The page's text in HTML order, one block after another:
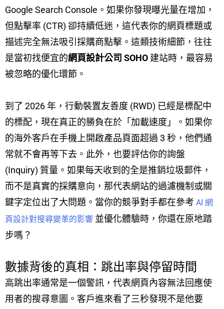
Google Search Console。如果你發現曝光量在增加，
但點擊率 (CTR) 卻持續低迷，這代表你的網頁標題或
描述完全無法吸引採購商點擊。這類技術細節，往往
是當初找便宜的網頁設計公司 SOHO 建站時，最容易
被忽略的優化環節。
到了 2026 年，行動裝置友善度 (RWD) 已經是標配中
的標配，現在真正的勝負在於「加載速度」。如果你
的海外客戶在手機上開啟產品頁面超過 3 秒，他們通
常就不會再等下去。此外，也要評估你的詢盤
(Inquiry) 質量。如果每天收到的全是推銷垃圾郵件，
而不是真實的採購意向，那代表網站的過濾機制或關
鍵字定位出了大問題。當你的競爭對手都在參考 AI 網
頁設計對搜尋變革的影響 並優化體驗時，你還在原地踏
步嗎？
數據背後的真相：跳出率與停留時間
高跳出率通常是一個警訊，代表網頁內容無法回應使
用者的搜尋意圖。客戶進來看了三秒發現不是他要